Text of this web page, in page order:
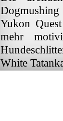
Yukon
mehr
White